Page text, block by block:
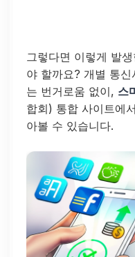
그렇다면 이렇게 발
야 할까요? 개별 통
는 번거로움 없이, 스
합회) 통합 사이트에
아볼 수 있습니다.